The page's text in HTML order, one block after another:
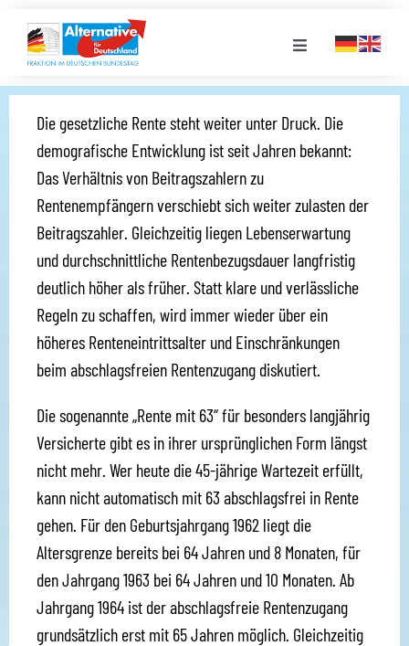
Inhalt
springen
Toggle
LANDESGRUPPEN
VERANSTALTUNGEN
PRESSE
STELLENPORTAL
MEDIATHEK
Die gesetzliche Rente steht weiter unter Druck. Die
demografische Entwicklung ist seit Jahren bekannt:
Das Verhältnis von Beitragszahlern zu
Rentenempfängern verschiebt sich weiter zulasten der
Beitragszahler. Gleichzeitig liegen Lebenserwartung
und durchschnittliche Rentenbezugsdauer langfristig
deutlich höher als früher. Statt klare und verlässliche
Regeln zu schaffen, wird immer wieder über ein
höheres Renteneintrittsalter und Einschränkungen
beim abschlagsfreien Rentenzugang diskutiert.
Die sogenannte „Rente mit 63“ für besonders langjährig
Versicherte gibt es in ihrer ursprünglichen Form längst
nicht mehr. Wer heute die 45-jährige Wartezeit erfüllt,
kann nicht automatisch mit 63 abschlagsfrei in Rente
gehen. Für den Geburtsjahrgang 1962 liegt die
Altersgrenze bereits bei 64 Jahren und 8 Monaten, für
den Jahrgang 1963 bei 64 Jahren und 10 Monaten. Ab
Jahrgang 1964 ist der abschlagsfreie Rentenzugang
grundsätzlich erst mit 65 Jahren möglich. Gleichzeitig